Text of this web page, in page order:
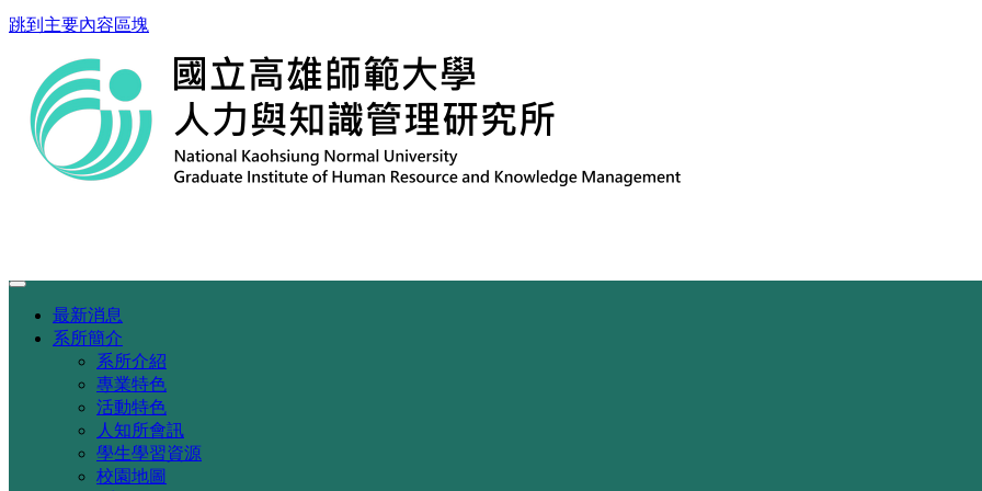
跳到主要內容區塊
最新消息
系所簡介
系所介紹
專業特色
活動特色
人知所會訊
學生學習資源
校園地圖